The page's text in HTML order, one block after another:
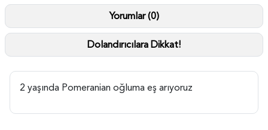
Yorumlar (0)
Dolandırıcılara Dikkat!
2 yaşında Pomeranian oğluma eş arıyoruz